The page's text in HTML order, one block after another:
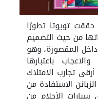
تويوتا تطورًا
من حيث التصميم
داخل المقصورة، وهو
باعتبارها
تجارب الامتلاك
الاستفادة من